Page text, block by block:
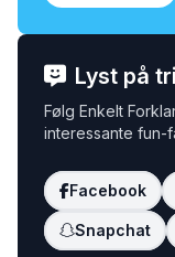
Lyst på
Følg Enkelt
interessante fun-
Facebook
Snapchat